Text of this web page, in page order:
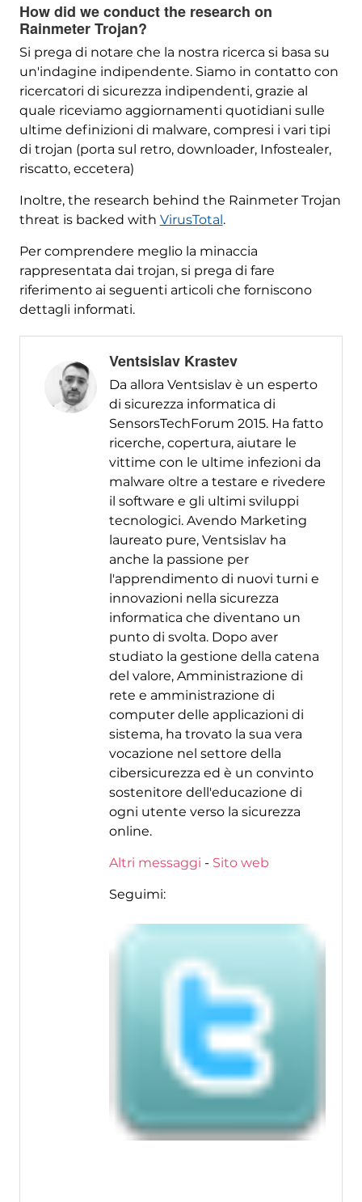
How did we conduct the research on
Rainmeter Trojan?
Si prega di notare che la nostra ricerca si basa su
un'indagine indipendente. Siamo in contatto con
ricercatori di sicurezza indipendenti, grazie al
quale riceviamo aggiornamenti quotidiani sulle
ultime definizioni di malware, compresi i vari tipi
di trojan (porta sul retro, downloader, Infostealer,
riscatto, eccetera)
Inoltre, the research behind the Rainmeter Trojan
threat is backed with VirusTotal .
Per comprendere meglio la minaccia
rappresentata dai trojan, si prega di fare
riferimento ai seguenti articoli che forniscono
dettagli informati.
Ventsislav Krastev
Da allora Ventsislav è un esperto
di sicurezza informatica di
SensorsTechForum 2015. Ha fatto
ricerche, copertura, aiutare le
vittime con le ultime infezioni da
malware oltre a testare e rivedere
il software e gli ultimi sviluppi
tecnologici. Avendo Marketing
laureato pure, Ventsislav ha
anche la passione per
l'apprendimento di nuovi turni e
innovazioni nella sicurezza
informatica che diventano un
punto di svolta. Dopo aver
studiato la gestione della catena
del valore, Amministrazione di
rete e amministrazione di
computer delle applicazioni di
sistema, ha trovato la sua vera
vocazione nel settore della
cibersicurezza ed è un convinto
sostenitore dell'educazione di
ogni utente verso la sicurezza
online.
Altri messaggi - Sito web
Seguimi: